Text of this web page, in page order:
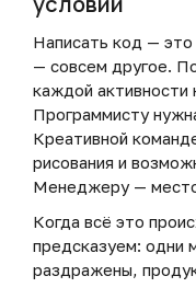
Написать код —
— совсем другое.
каждой активности
Программисту
Креативной
рисования и
Менеджеру —
Когда всё это
предсказуем: одни
раздражены,